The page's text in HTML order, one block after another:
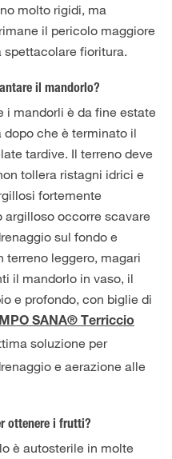
molto rigidi, ma
il pericolo maggiore
spettacolare fioritura.
il mandorlo?
i mandorli è da fine estate
dopo che è terminato il
tardive. Il terreno deve
tollera ristagni idrici e
fortemente
occorre scavare
sul fondo e
terreno leggero, magari
il mandorlo in vaso, il
e profondo, con biglie di
SANA® Terriccio
soluzione per
e aerazione alle
ottenere i frutti?
è autosterile in molte